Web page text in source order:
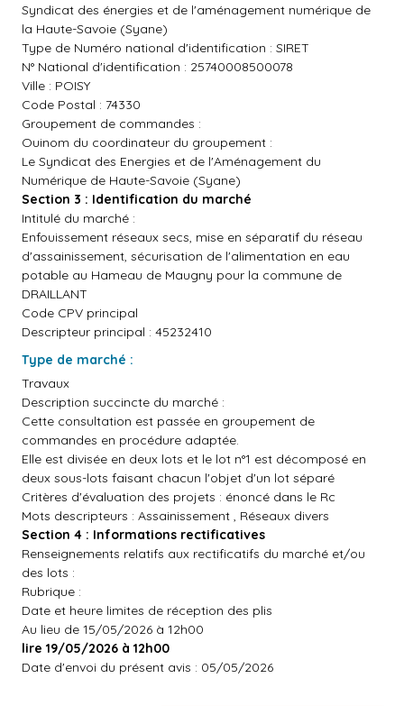
Syndicat des énergies et de l'aménagement numérique de
la Haute-Savoie (Syane)
Type de Numéro national d'identification : SIRET
N° National d'identification : 25740008500078
Ville : POISY
Code Postal : 74330
Groupement de commandes :
Ouinom du coordinateur du groupement :
Le Syndicat des Energies et de l'Aménagement du
Numérique de Haute-Savoie (Syane)
Section 3 : Identification du marché
Intitulé du marché :
Enfouissement réseaux secs, mise en séparatif du réseau
d'assainissement, sécurisation de l'alimentation en eau
potable au Hameau de Maugny pour la commune de
DRAILLANT
Code CPV principal
Descripteur principal : 45232410
Type de marché :
Travaux
Description succincte du marché :
Cette consultation est passée en groupement de
commandes en procédure adaptée.
Elle est divisée en deux lots et le lot n°1 est décomposé en
deux sous-lots faisant chacun l'objet d'un lot séparé
Critères d'évaluation des projets : énoncé dans le Rc
Mots descripteurs : Assainissement , Réseaux divers
Section 4 : Informations rectificatives
Renseignements relatifs aux rectificatifs du marché et/ou
des lots :
Rubrique :
Date et heure limites de réception des plis
Au lieu de 15/05/2026 à 12h00
lire 19/05/2026 à 12h00
Date d'envoi du présent avis : 05/05/2026